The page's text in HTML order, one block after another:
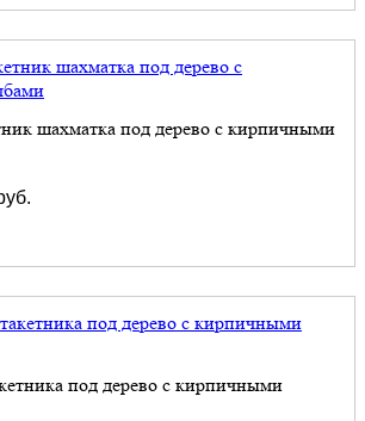
шахматка под дерево с кирпичными
под дерево с кирпичными